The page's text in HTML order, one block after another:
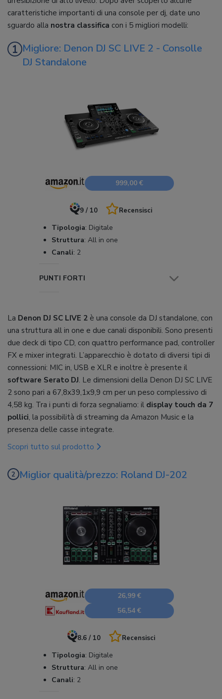
caratteristiche importanti di una console per dj, date uno
sguardo alla nostra classifica con i 5 migliori modelli:
Migliore: Denon DJ SC LIVE 2 - Consolle
DJ Standalone
999,00 €
9 / 10 Recensisci
Tipologia: Digitale
Struttura: All in one
Canali: 2
PUNTI FORTI
La Denon DJ SC LIVE 2 è una console da DJ standalone, con
una struttura all in one e due canali disponibili. Sono presenti
due deck di tipo CD, con quattro performance pad, controller
FX e mixer integrati. L’apparecchio è dotato di diversi tipi di
connessioni: MIC in, USB e XLR e inoltre è presente il
software Serato DJ. Le dimensioni della Denon DJ SC LIVE
2 sono pari a 67,8x39,1x9,9 cm per un peso complessivo di
4,58 kg. Tra i punti di forza segnaliamo: il display touch da 7
pollici, la possibilità di streaming da Amazon Music e la
presenza delle casse integrate.
Scopri tutto sul prodotto
Miglior qualità/prezzo: Roland DJ-202
26,99 €
56,54 €
8.6 / 10 Recensisci
Tipologia: Digitale
Struttura: All in one
Canali: 2